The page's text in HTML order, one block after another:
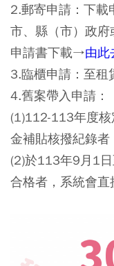
2.郵寄申請： 下載
市、縣（市）政府
申請書下載→由此
3.臨櫃申請： 至租
4.舊案帶入申請：
(1)112-113年度
金補貼核撥紀錄者
(2)於113年9月1
合格者，系統會直